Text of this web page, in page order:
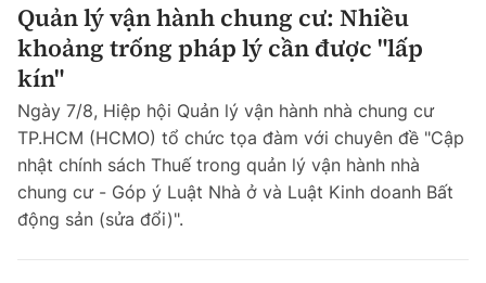
Quản lý vận hành chung cư: Nhiều
khoảng trống pháp lý cần được "lấp
kín"
Ngày 7/8, Hiệp hội Quản lý vận hành nhà chung cư
TP.HCM (HCMO) tổ chức tọa đàm với chuyên đề "Cập
nhật chính sách Thuế trong quản lý vận hành nhà
chung cư - Góp ý Luật Nhà ở và Luật Kinh doanh Bất
động sản (sửa đổi)".